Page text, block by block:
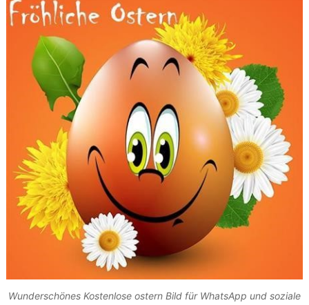
Wunderschönes Kostenlose ostern Bild für WhatsApp und soziale